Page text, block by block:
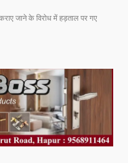
जाने के विरोध में हड़ताल पर गए